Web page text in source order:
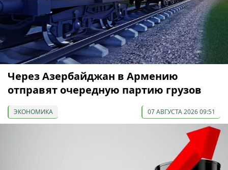
Через Азербайджан в Армению
отправят очередную партию грузов
ЭКОНОМИКА 07 АВГУСТА 2026 09:51